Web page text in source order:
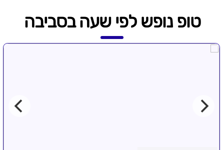
טופ נופש לפי שעה בסביבה